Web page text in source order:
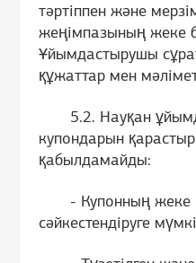
тәртіппен және
жеңімпазының жеке
Ұйымдастырушы
құжаттар мен
5.2. Науқан
купондарын
қабылдамайды:
- Купонның жеке
сәйкестендіруге